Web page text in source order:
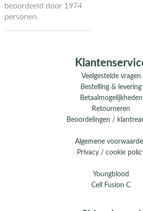
beoordeeld door 1974
personen.
Veelgestelde vragen
Bestelling & levering
Betaalmogelijkheden
Retourneren
Beoordelingen /
Algemene
Privacy / cookie
Youngblood
Cell Fusion C